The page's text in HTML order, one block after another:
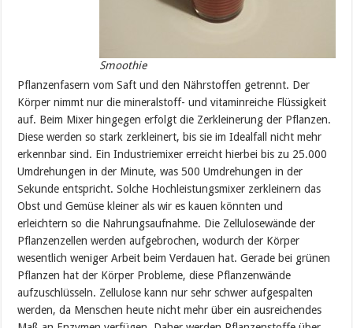
Smoothie
Pflanzenfasern vom Saft und den Nährstoffen getrennt. Der
Körper nimmt nur die mineralstoff- und vitaminreiche Flüssigkeit
auf. Beim Mixer hingegen erfolgt die Zerkleinerung der Pflanzen.
Diese werden so stark zerkleinert, bis sie im Idealfall nicht mehr
erkennbar sind. Ein Industriemixer erreicht hierbei bis zu 25.000
Umdrehungen in der Minute, was 500 Umdrehungen in der
Sekunde entspricht. Solche Hochleistungsmixer zerkleinern das
Obst und Gemüse kleiner als wir es kauen könnten und
erleichtern so die Nahrungsaufnahme. Die Zellulosewände der
Pflanzenzellen werden aufgebrochen, wodurch der Körper
wesentlich weniger Arbeit beim Verdauen hat. Gerade bei grünen
Pflanzen hat der Körper Probleme, diese Pflanzenwände
aufzuschlüsseln. Zellulose kann nur sehr schwer aufgespalten
werden, da Menschen heute nicht mehr über ein ausreichendes